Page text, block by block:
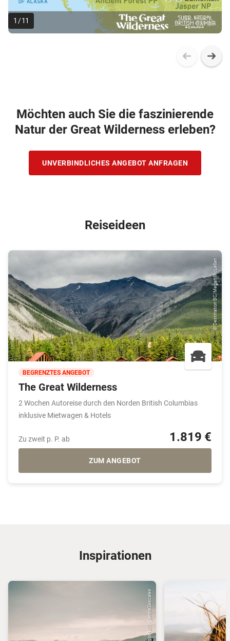
1 /11
Möchten auch Sie die faszinierende
Natur der Great Wilderness erleben?
UNVERBINDLICHES ANGEBOT ANFRAGEN
Reiseideen
© Destination BC/Megan McLellan
BEGRENZTES ANGEBOT
The Great Wilderness
2 Wochen Autoreise durch den Norden British Columbias
inklusive Mietwagen & Hotels
Zu zweit p. P. ab 1.819 €
ZUM ANGEBOT
Inspirationen
© Destination BC - @entre2escales